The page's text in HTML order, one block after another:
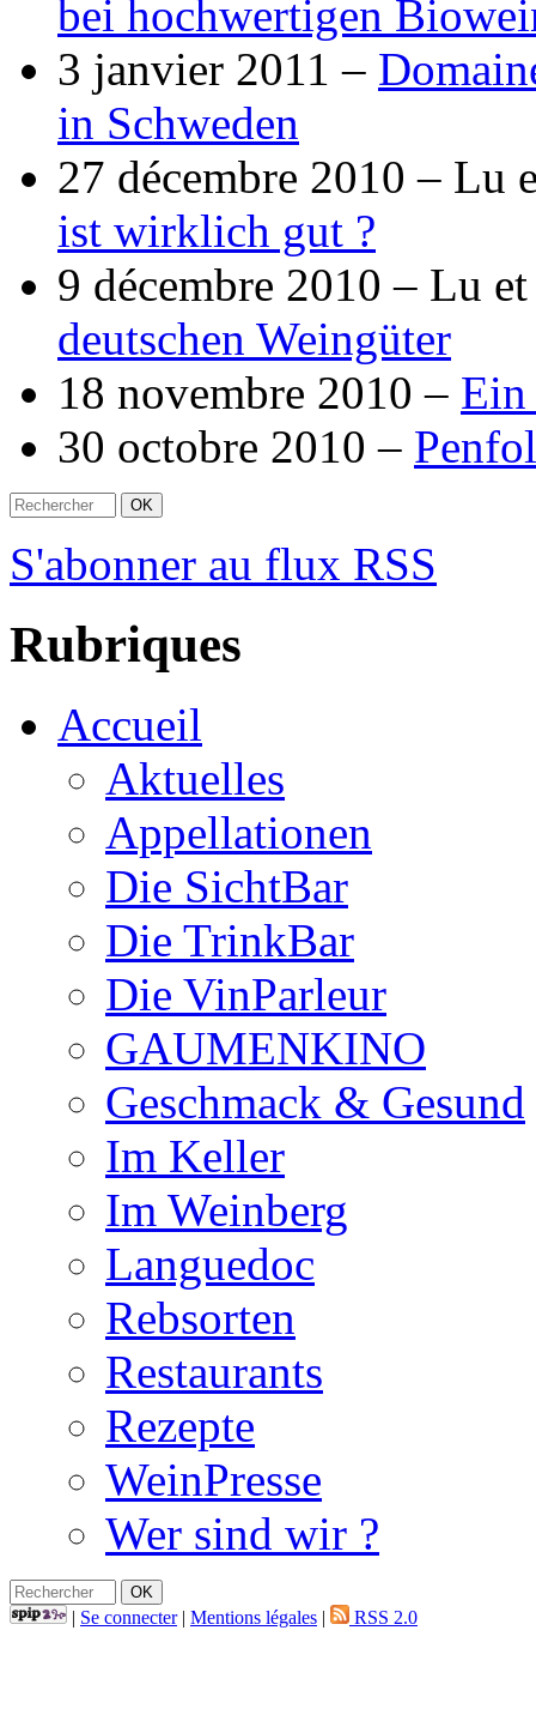
bei hochwertigen
3 janvier 2011 –
in Schweden
27 décembre 2010 – Lu
ist wirklich gut ?
9 décembre 2010 – Lu
deutschen Weingüter
18 novembre 2010 –
30 octobre 2010 –
S'abonner au flux RSS
Rubriques
Accueil
Aktuelles
Appellationen
Die SichtBar
Die TrinkBar
Die VinParleur
GAUMENKINO
Geschmack & Gesund
Im Keller
Im Weinberg
Languedoc
Rebsorten
Restaurants
Rezepte
WeinPresse
Wer sind wir ?
| Se connecter | Mentions légales | RSS 2.0